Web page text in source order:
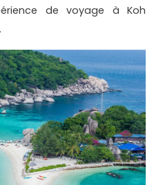
de voyage à Koh
.